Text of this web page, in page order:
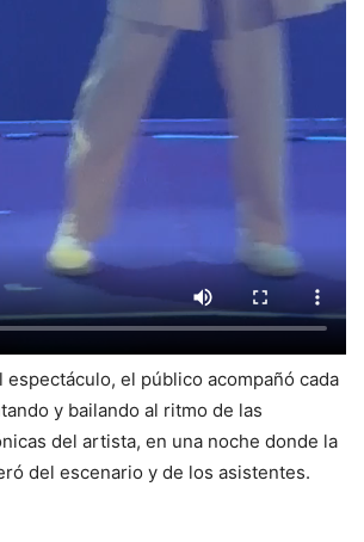
espectáculo, el público acompañó cada
y bailando al ritmo de las
del artista, en una noche donde la
del escenario y de los asistentes.